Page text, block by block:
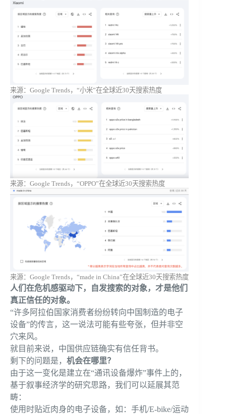
来源：Google Trends，“小米”在全球近30天搜索热度
来源：Google Trends，“OPPO”在全球近30天搜索热度
来源：Google Trends，“made in China”在全球近30天搜索热度
人们在危机感驱动下，自发搜索的对象，才是他们
真正信任的对象。
“许多阿拉伯国家消费者纷纷转向中国制造的电子
设备”的传言，这一说法可能有些夸张，但并非空
穴来风。
就目前来说，中国供应链确实有信任背书。
剩下的问题是， 机会在哪里？
由于这一变化是建立在“通讯设备爆炸”事件上的，
基于叙事经济学的研究思路，我们可以延展其范
畴：
使用时贴近肉身的电子设备，如：手机/E-bike/运动